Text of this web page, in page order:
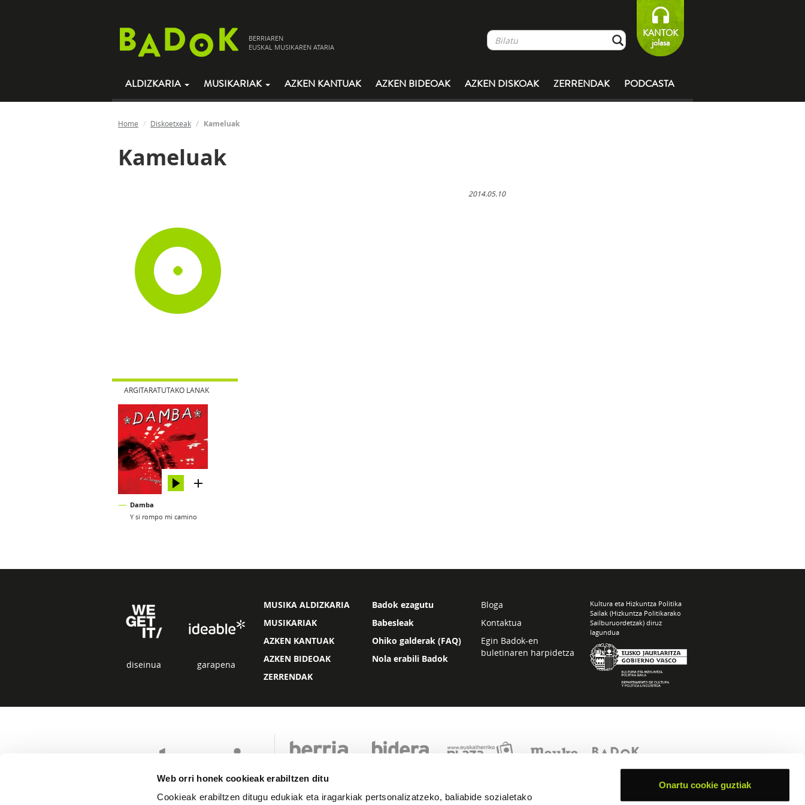
Web orri honek cookieak erabiltzen ditu
Cookieak erabiltzen ditugu edukiak eta iragarkiak pertsonalizatzeko, baliabide sozialetako
Onartu cookie guztiak
BERRIAREN
EUSKAL MUSIKAREN ATARIA
KANTOK
jolasa
ALDIZKARIA MUSIKARIAK AZKEN KANTUAK AZKEN BIDEOAK AZKEN DISKOAK ZERRENDAK PODCASTA
Home Diskoetxeak Kameluak
Kameluak
2014.05.10
ARGITARATUTAKO LANAK
Damba
Y si rompo mi camino
diseinua garapena
MUSIKA ALDIZKARIA
MUSIKARIAK
AZKEN KANTUAK
AZKEN BIDEOAK
ZERRENDAK
Badok ezagutu
Babesleak
Ohiko galderak (FAQ)
Nola erabili Badok
Bloga
Kontaktua
Egin Badok-en
buletinaren harpidetza
Kultura eta Hizkuntza Politika
Sailak (Hizkuntza Politikarako
Sailburuordetzak) diruz
lagundua